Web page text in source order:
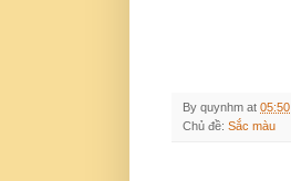
By quynhm at 05:50
Chủ đề: Sắc màu